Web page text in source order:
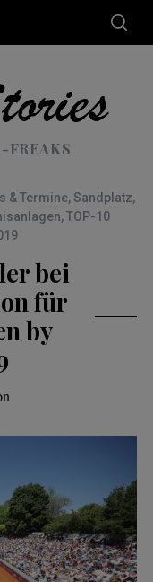
FREAKS
& Termine, Sandplatz,
,TOP-10
bei
für
by